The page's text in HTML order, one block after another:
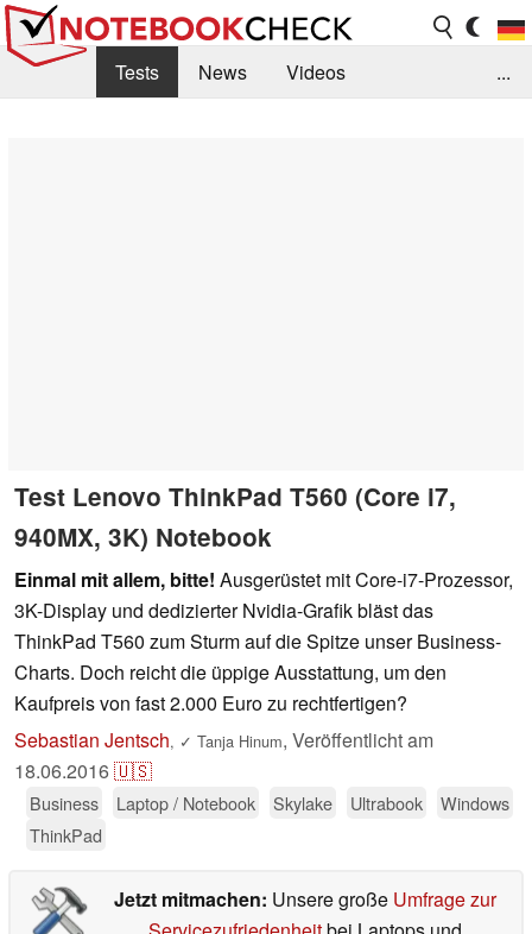
Tests News
Videos
...
Test Lenovo ThinkPad T560 (Core i7,
940MX, 3K) Notebook
Einmal mit allem, bitte! Ausgerüstet mit Core-i7-Prozessor,
3K-Display und dedizierter Nvidia-Grafik bläst das
ThinkPad T560 zum Sturm auf die Spitze unser Business-
Charts. Doch reicht die üppige Ausstattung, um den
Kaufpreis von fast 2.000 Euro zu rechtfertigen?
Sebastian Jentsch, ✓ Tanja Hinum, Veröffentlicht am
18.06.2016🇺🇸
Business Laptop / Notebook Skylake Ultrabook
Windows
ThinkPad
Jetzt mitmachen: Unsere große Umfrage zur